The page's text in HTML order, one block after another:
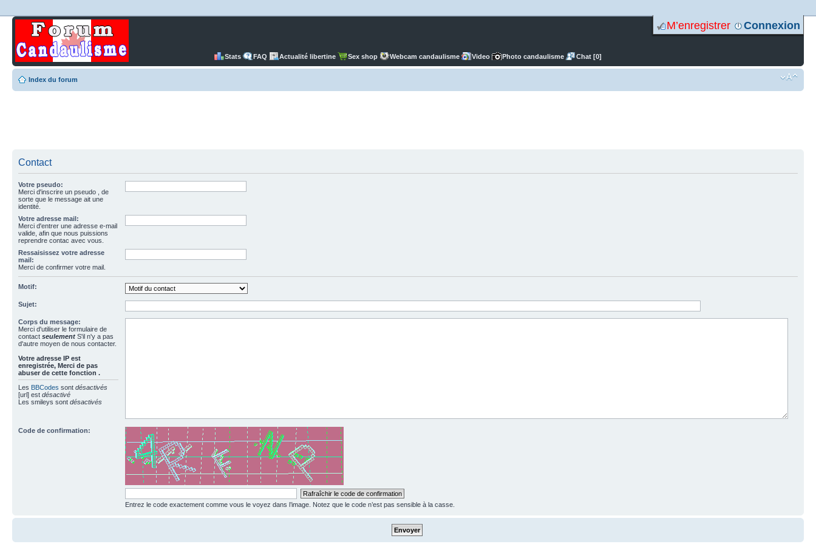
M’enregistrer Connexion
Stats FAQ Actualité libertine Sex shop Webcam candaulisme Video Photo candaulisme Chat [0]
Index du forum
Contact
Votre pseudo:
Merci d'inscrire un pseudo , de
sorte que le message ait une
identité.
Votre adresse mail:
Merci d'entrer une adresse e-mail
valide, afin que nous puissions
reprendre contac avec vous.
Ressaisissez votre adresse
mail:
Merci de confirmer votre mail.
Motif:
Sujet:
Corps du message:
Merci d'utiliser le formulaire de
contact seulement S'il n'y a pas
d'autre moyen de nous contacter.
Votre adresse ΙΡ est
enregistrée, Merci de pas
abuser de cette fonction .
Les BBCodes sont désactivés
[url] est désactivé
Les smileys sont désactivés
Code de confirmation:
Entrez le code exactement comme vous le voyez dans l’image. Notez que le code n’est pas sensible à la casse.